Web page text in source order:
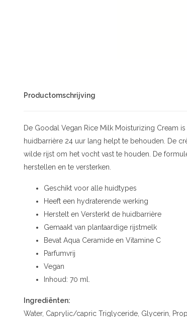
Productomschrijving
De Goodal Vegan Rice Milk Moisturizing Cream
huidbarrière 24 uur lang helpt te behouden. De
wilde rijst om het vocht vast te houden. De
herstellen en te versterken.
Geschikt voor alle huidtypes
Heeft een hydraterende werking
Herstelt en Versterkt de huidbarrière
Gemaakt van plantaardige rijstmelk
Bevat Aqua Ceramide en Vitamine C
Parfumvrij
Vegan
Inhoud: 70 ml.
Ingrediënten:
Water, Caprylic/capric Triglyceride, Glycerin,